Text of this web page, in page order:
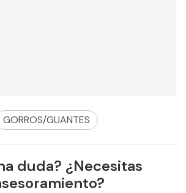
GORROS/GUANTES
duda? ¿Necesitas